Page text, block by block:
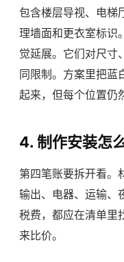
包含楼层导视、电梯
理墙面和更衣室标识
觉延展。它们对尺寸
同限制。方案里把蓝
起来，但每个位置仍
4. 制作安装怎
第四笔账要拆开看。
输出、电器、运输、
税费，都应在清单里
来比价。